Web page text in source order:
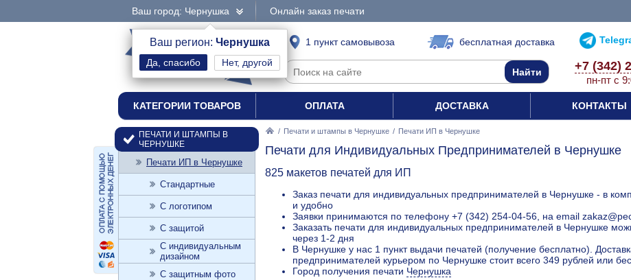
Ваш город: Чернушка
Ваш регион: Чернушка
Нет, другой
Онлайн заказ печати
интернет-магазин 1 пункт самовывоза бесплатная доставка
+7 (342)
пн-пт с
КАТЕГОРИИ ТОВАРОВ ОПЛАТА ДОСТАВКА КОНТАКТЫ
/ Печати и штампы в Чернушке / Печати ИП в Чернушке
Печати для Индивидуальных Предпринимателей в Чернушке
825 макетов печатей для ИП
Заказ печати для индивидуальных предпринимателей в Чернушке - в
и удобно
Заявки принимаются по телефону +7 (342) 254-04-56, на email
Заказать печати для индивидуальных предпринимателей в Чернушке
через 1-2 дня
В Чернушке у нас 1 пункт выдачи печатей (получение бесплатно).
предпринимателей курьером по Чернушке стоит всего 349 рублей или
Город получения печати Чернушка
ПЕЧАТИ И ШТАМПЫ В
ЧЕРНУШКЕ
Печати ИП в Чернушке
Стандартные
С логотипом
С защитой
С индивидуальным
дизайном
С защитным фото